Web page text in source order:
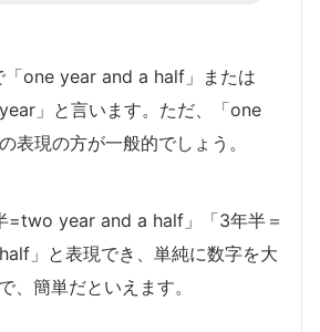
「one year and a half」または
」と言います。ただ、「one
表現の方が一般的でしょう。
=two year and a half」「3年半＝
」と表現でき、単純に数字を大
、簡単だといえます。